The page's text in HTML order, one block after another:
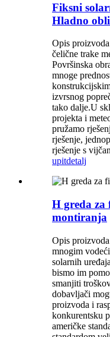
Fiksni
Hladno
Opis
čelične trake
Površinska
mnoge
izvrsnog
tako dalje.U
projekta i
pružamo
rješenje,
rješenje s
upitdetalj
H greda za
montiranja
Opis
mnogim
solarnih
bismo im
smanjiti
dobavljači
proizvoda i
konkurentsku
američke